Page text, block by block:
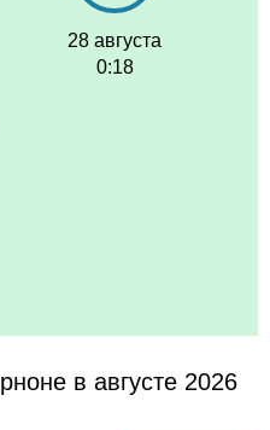
28 августа
0:18
в августе 2026